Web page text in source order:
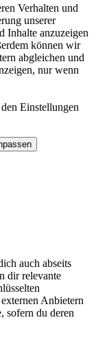
Verhalten und
unserer
Inhalte anzuzeigen
können wir
abgleichen und
nur wenn
Einstellungen
auch abseits
dir relevante
Anbietern
sofern du deren